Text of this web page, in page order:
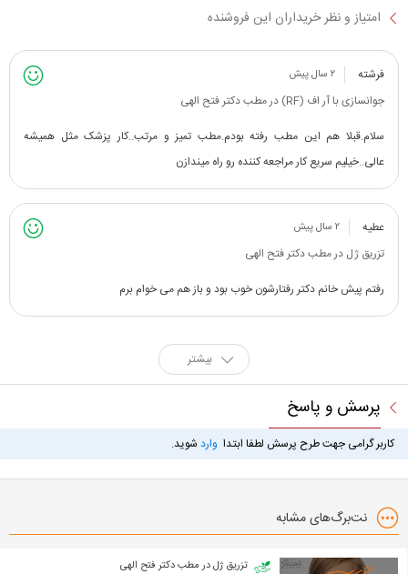
امتیاز و نظر خریداران این فروشنده
فرشته ۲ سال پیش
جوانسازی با آر اف (RF) در مطب دکتر فتح الهی
سلام.قبلا هم این مطب رفته بودم.مطب تمیز و مرتب..کار پزشک مثل همیشه
عالی..خیلیم سریع کار مراجعه کننده رو راه میندازن
عطیه ۲ سال پیش
تزریق ژل در مطب دکتر فتح الهی
رفتم پیش خانم دکتر رفتارشون خوب بود و باز هم می خوام برم
بیشتر
پرسش و پاسخ
کاربر گرامی جهت طرح پرسش لطفا ابتدا وارد شوید.
نت‌برگ‌های مشابه
تزریق ژل در مطب دکتر فتح الهی